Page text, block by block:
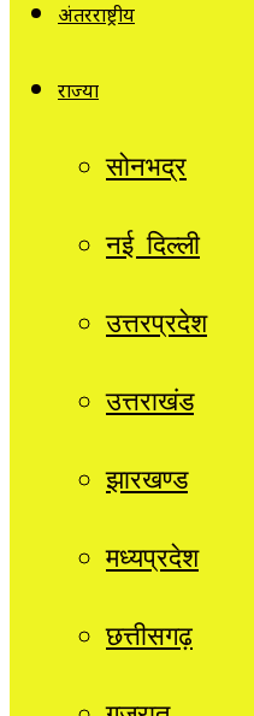
अंतरराष्ट्रीय
राज्यों
सोनभद्र
नई दिल्ली
उत्तरप्रदेश
उत्तराखंड
झारखण्ड
मध्यप्रदेश
छत्तीसगढ़